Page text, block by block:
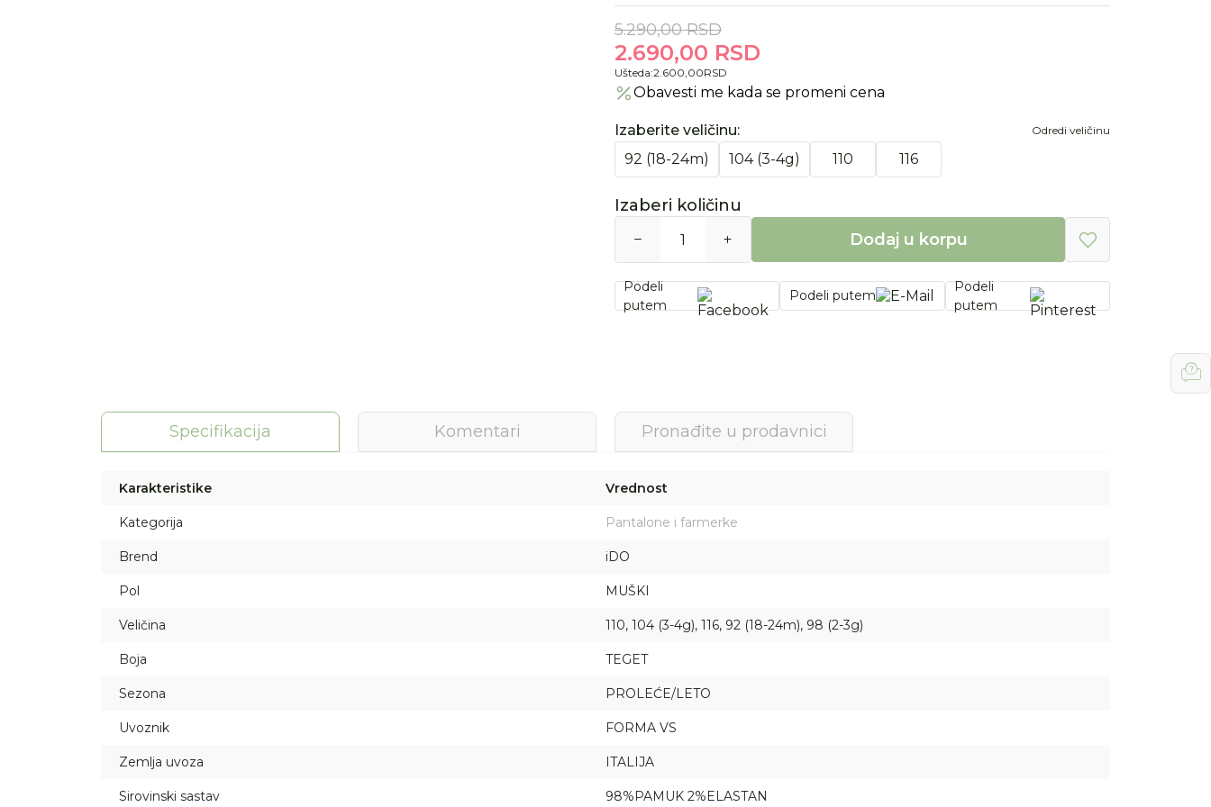
5.290,00 RSD
2.690,00 RSD
Ušteda:2.600,00RSD
Obavesti me kada se promeni cena
Izaberite veličinu: Odredi veličinu
92 (18-24m) 104 (3-4g) 110 116
Izaberi količinu
Dodaj u korpu
Podeli
putem
Podeli putem
Podeli
putem
Specifikacija Komentari Pronađite u prodavnici
Karakteristike Vrednost
Kategorija Pantalone i farmerke
Brend iDO
Pol MUŠKI
Veličina 110, 104 (3-4g), 116, 92 (18-24m), 98 (2-3g)
Boja TEGET
Sezona PROLEĆE/LETO
Uvoznik FORMA VS
Zemlja uvoza ITALIJA
Sirovinski sastav 98%PAMUK 2%ELASTAN
Prijava na newsletter
koji će saznati za naše najnovije proizvode i